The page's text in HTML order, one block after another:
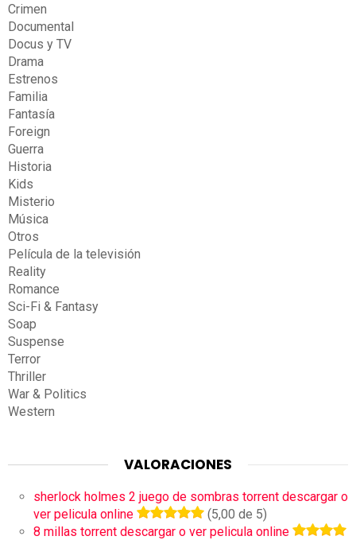
Crimen
Documental
Docus y TV
Drama
Estrenos
Familia
Fantasía
Foreign
Guerra
Historia
Kids
Misterio
Música
Otros
Película de la televisión
Reality
Romance
Sci-Fi & Fantasy
Soap
Suspense
Terror
Thriller
War & Politics
Western
VALORACIONES
sherlock holmes 2 juego de sombras torrent descargar o
ver pelicula online
(5,00 de 5)
8 millas torrent descargar o ver pelicula online